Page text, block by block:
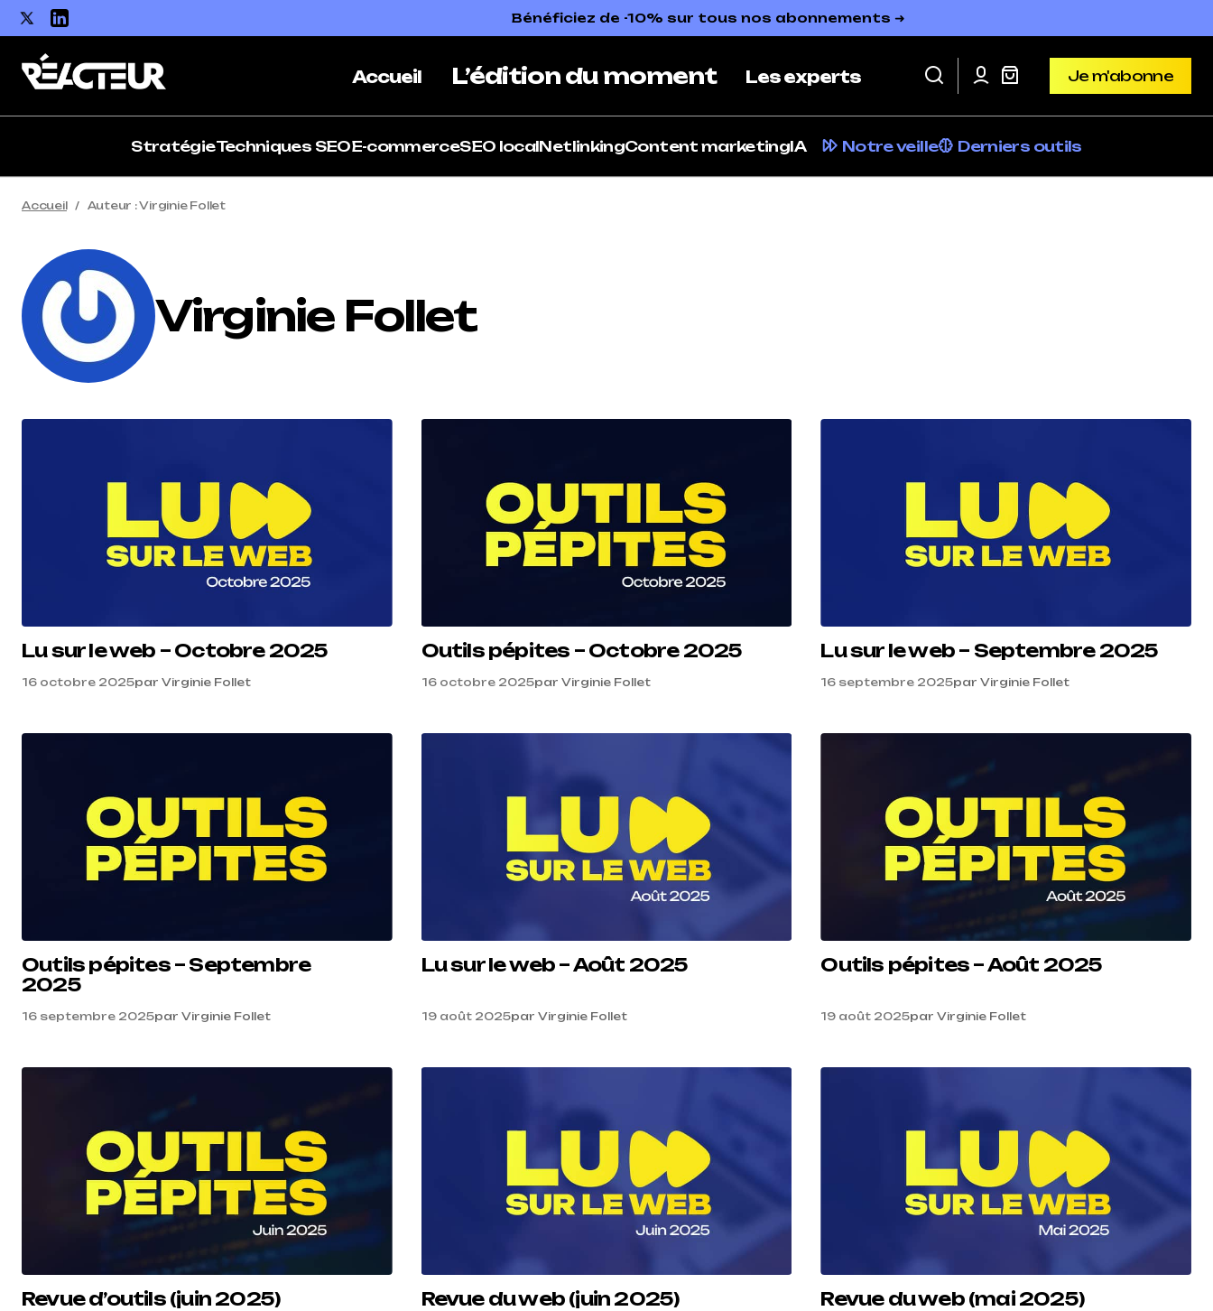
Bénéficiez de -10% sur tous nos abonnements ➜
Accueil L’édition du moment Les experts
Je m'abonne
StratégieTechniques SEOE-commerceSEO localNetlinkingContent marketingIA Notre veille Derniers outils
Accueil Auteur : Virginie Follet
Virginie Follet
Lu sur le web – Octobre 2025
16 octobre 2025par Virginie Follet
Outils pépites – Octobre 2025
16 octobre 2025par Virginie Follet
Lu sur le web – Septembre 2025
16 septembre 2025par Virginie Follet
Outils pépites – Septembre
2025
16 septembre 2025par Virginie Follet
Lu sur le web – Août 2025
19 août 2025par Virginie Follet
Outils pépites – Août 2025
19 août 2025par Virginie Follet
Revue d’outils (juin 2025) Revue du web (juin 2025) Revue du web (mai 2025)